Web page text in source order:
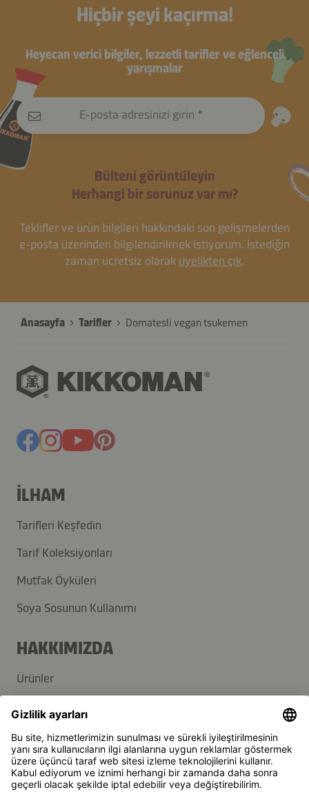
Hiçbir şeyi kaçırma!
Heyecan verici bilgiler, lezzetli tarifler ve eğlenceli
yarışmalar
E-posta adresinizi girin
Bülteni görüntüleyin
Herhangi bir sorunuz var mı?
Teklifler ve ürün bilgileri hakkındaki son gelişmelerden
e-posta üzerinden bilgilendirilmek istiyorum. İstediğin
zaman ücretsiz olarak üyelikten çık.
Anasayfa Tarifler Domatesli vegan tsukemen
İLHAM
Tarifleri Keşfedin
Tarif Koleksiyonları
Mutfak Öyküleri
Soya Sosunun Kullanımı
HAKKIMIZDA
Ürünler
Sürdürülebilirlik
DESTEK